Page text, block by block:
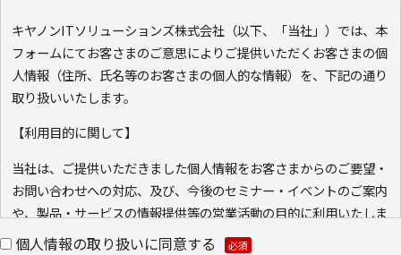
キヤノンITソリューションズ株式会社（以下、「当社」）では、本
フォームにてお客さまのご意思によりご提供いただくお客さまの個
人情報（住所、氏名等のお客さまの個人的な情報）を、下記の通り
取り扱いいたします。
【利用目的に関して】
当社は、ご提供いただきました個人情報をお客さまからのご要望・
お問い合わせへの対応、及び、今後のセミナー・イベントのご案内
や、製品・サービスの情報提供等の営業活動の目的に利用いたしま
す。ご本人の同意なく利用目的以外に利用いたしません。
個人情報の取り扱いに同意する